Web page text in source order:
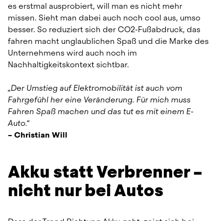
es erstmal ausprobiert, will man es nicht mehr
missen. Sieht man dabei auch noch cool aus, umso
besser. So reduziert sich der CO2-Fußabdruck, das
fahren macht unglaublichen Spaß und die Marke des
Unternehmens wird auch noch im
Nachhaltigkeitskontext sichtbar.
„Der Umstieg auf Elektromobilität ist auch vom
Fahrgefühl her eine Veränderung. Für mich muss
Fahren Spaß machen und das tut es mit einem E-
Auto.“
– Christian Will
Akku statt Verbrenner –
nicht nur bei Autos